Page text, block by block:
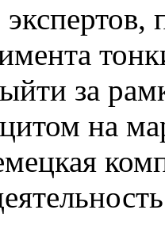
за
на